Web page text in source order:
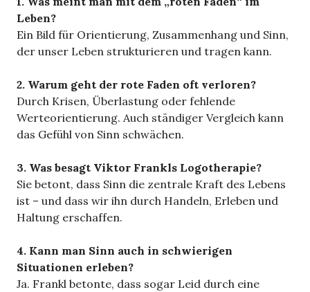
Leben?
Ein Bild für Orientierung, Zusammenhang und Sinn,
der unser Leben strukturieren und tragen kann.
2. Warum geht der rote Faden oft verloren?
Durch Krisen, Überlastung oder fehlende
Werteorientierung. Auch ständiger Vergleich kann
das Gefühl von Sinn schwächen.
3. Was besagt Viktor Frankls Logotherapie?
Sie betont, dass Sinn die zentrale Kraft des Lebens
ist – und dass wir ihn durch Handeln, Erleben und
Haltung erschaffen.
4. Kann man Sinn auch in schwierigen
Situationen erleben?
Ja. Frankl betonte, dass sogar Leid durch eine